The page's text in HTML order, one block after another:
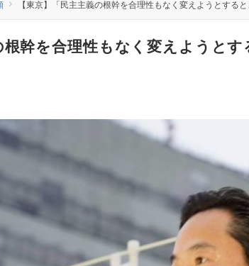
【東京】「民主主義の根幹を合理性もなく変えようとする
根幹を合理性もなく変えようと